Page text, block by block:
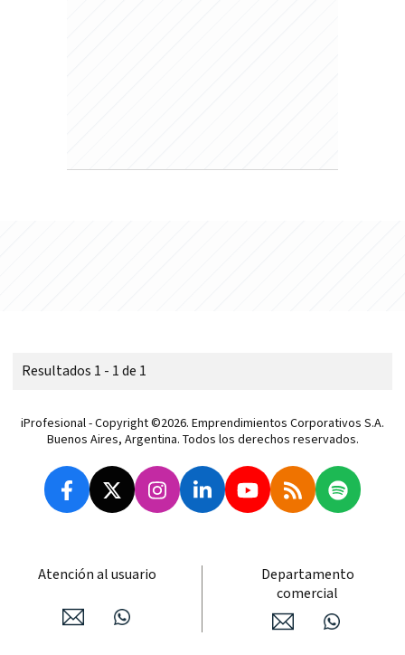
Resultados 1 - 1 de 1
iProfesional - Copyright ©2026. Emprendimientos Corporativos S.A.
Buenos Aires, Argentina. Todos los derechos reservados.
Atención al usuario
Departamento
comercial